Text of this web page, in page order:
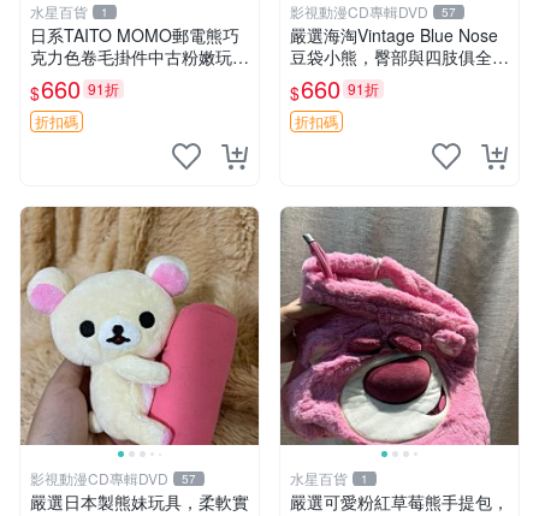
水星百貨 1
日系TAITO MOMO郵電熊巧
克力色卷毛掛件中古粉嫩玩偶
微瑕推薦 postpet momo 郵
電熊 中古玩偶
$660 91折
折扣碼
影視動漫CD專輯DVD 57
嚴選海淘Vintage Blue Nose
豆袋小熊，臀部與四肢俱全，
坐高11公分，附原盒與吊牌
收藏。藍鼻子小熊，值得擁有
玩具 憶熊
$660 91折
折扣碼
影視動漫CD專輯DVD 57
嚴選日本製熊妹玩具，柔軟實
水星百貨 1
嚴選可愛粉紅草莓熊手提包，